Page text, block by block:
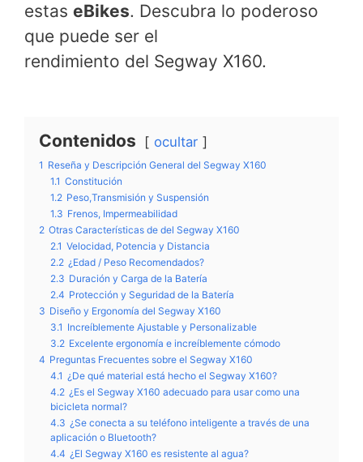
estas eBikes. Descubra lo poderoso
que puede ser el
rendimiento del Segway X160.
Contenidos ocultar
1 Reseña y Descripción General del Segway X160
1.1 Constitución
1.2 Peso,Transmisión y Suspensión
1.3 Frenos, Impermeabilidad
2 Otras Características de del Segway X160
2.1 Velocidad, Potencia y Distancia
2.2 ¿Edad / Peso Recomendados?
2.3 Duración y Carga de la Batería
2.4 Protección y Seguridad de la Batería
3 Diseño y Ergonomía del Segway X160
3.1 Increíblemente Ajustable y Personalizable
3.2 Excelente ergonomía e increíblemente cómodo
4 Preguntas Frecuentes sobre el Segway X160
4.1 ¿De qué material está hecho el Segway X160?
4.2 ¿Es el Segway X160 adecuado para usar como una
bicicleta normal?
4.3 ¿Se conecta a su teléfono inteligente a través de una
aplicación o Bluetooth?
4.4 ¿El Segway X160 es resistente al agua?